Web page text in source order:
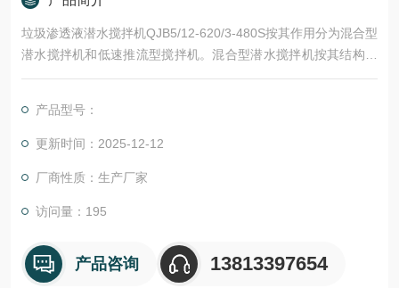
垃圾渗透液潜水搅拌机QJB5/12-620/3-480S按其作用分为混合型
潜水搅拌机和低速推流型搅拌机。混合型潜水搅拌机按其结构特
点又分为直联冲压式潜水搅拌机和非直联式潜水搅拌机。低速推
产品型号：
更新时间：2025-12-12
厂商性质：生产厂家
访问量：195
产品咨询 13813397654